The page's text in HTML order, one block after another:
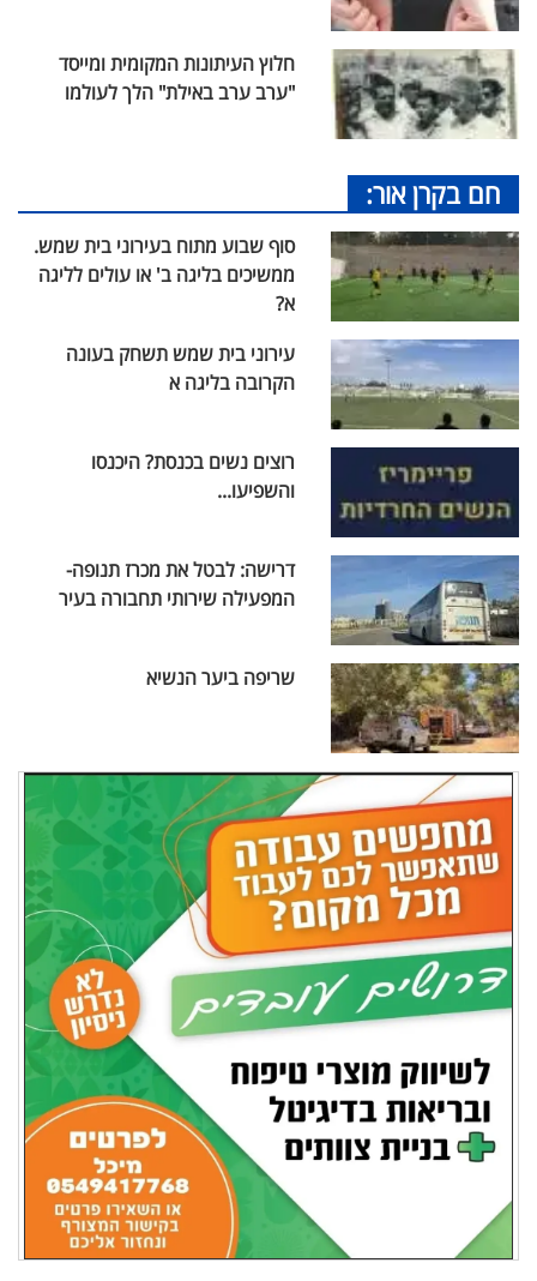
חלוץ העיתונות המקומית ומייסד
"ערב ערב באילת" הלך לעולמו
חם בקרן אור:
סוף שבוע מתוח בעירוני בית שמש.
ממשיכים בליגה ב' או עולים לליגה
א?
עירוני בית שמש תשחק בעונה
הקרובה בליגה א
רוצים נשים בכנסת? היכנסו
והשפיעו...
דרישה: לבטל את מכרז תנופה-
המפעילה שירותי תחבורה בעיר
שריפה ביער הנשיא